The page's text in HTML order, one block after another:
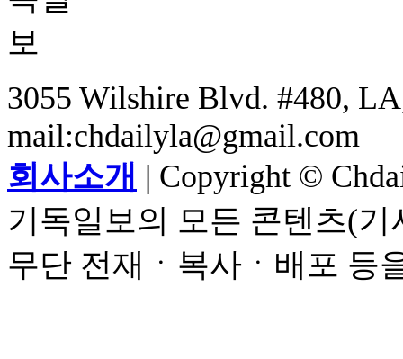
3055 Wilshire Blvd. #480,
mail:chdailyla@gmail.com
회사소개 | Copyright ©
기독일보의 모든 콘텐츠(
무단 전재ㆍ복사ㆍ배포 등